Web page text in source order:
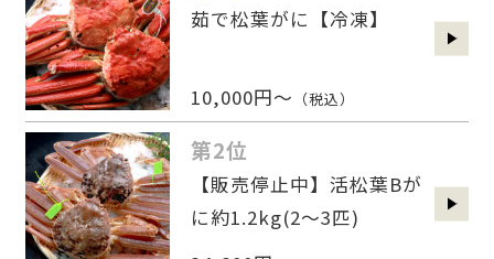
茹で松葉がに【冷凍】
10,000円～ （税込）
第2位
【販売停止中】活松葉Bが
に約1.2kg(2〜3匹)